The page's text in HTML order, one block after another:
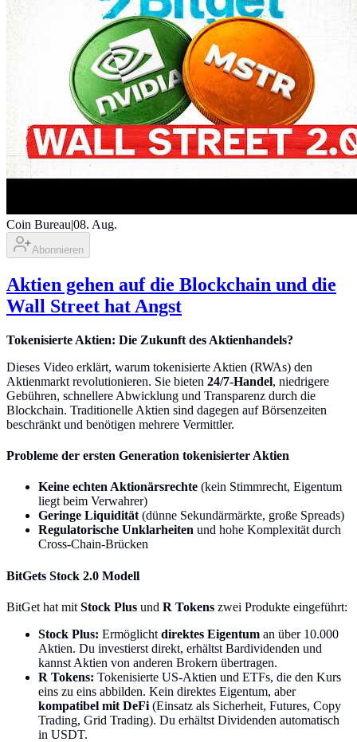
Coin Bureau|08. Aug.
Abonnieren
Aktien gehen auf die Blockchain und die
Wall Street hat Angst
Tokenisierte Aktien: Die Zukunft des Aktienhandels?
Dieses Video erklärt, warum tokenisierte Aktien (RWAs) den
Aktienmarkt revolutionieren. Sie bieten 24/7-Handel, niedrigere
Gebühren, schnellere Abwicklung und Transparenz durch die
Blockchain. Traditionelle Aktien sind dagegen auf Börsenzeiten
beschränkt und benötigen mehrere Vermittler.
Probleme der ersten Generation tokenisierter Aktien
Keine echten Aktionärsrechte (kein Stimmrecht, Eigentum
liegt beim Verwahrer)
Geringe Liquidität (dünne Sekundärmärkte, große Spreads)
Regulatorische Unklarheiten und hohe Komplexität durch
Cross-Chain-Brücken
BitGets Stock 2.0 Modell
BitGet hat mit Stock Plus und R Tokens zwei Produkte eingeführt:
Stock Plus: Ermöglicht direktes Eigentum an über 10.000
Aktien. Du investierst direkt, erhältst Bardividenden und
kannst Aktien von anderen Brokern übertragen.
R Tokens: Tokenisierte US-Aktien und ETFs, die den Kurs
eins zu eins abbilden. Kein direktes Eigentum, aber
kompatibel mit DeFi (Einsatz als Sicherheit, Futures, Copy
Trading, Grid Trading). Du erhältst Dividenden automatisch
in USDT.